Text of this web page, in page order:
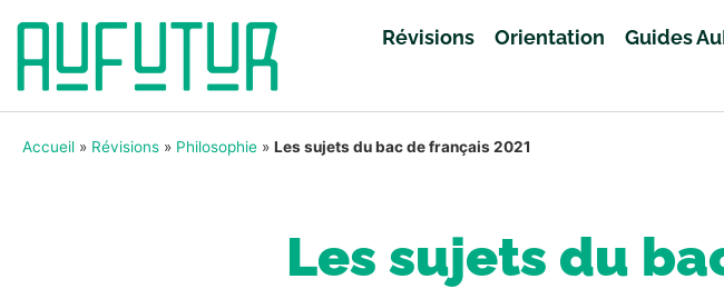
Révisions Orientation Guides
Accueil » Révisions » Philosophie » Les sujets du bac de français 2021
Les sujets du